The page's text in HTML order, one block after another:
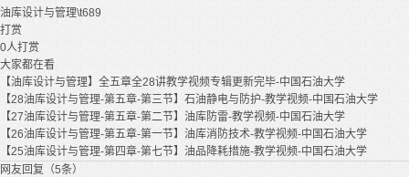
油库设计与管理\t689
打赏
0人打赏
大家都在看
【油库设计与管理】全五章全28讲教学视频专辑更新完毕-中国石油大学
【28油库设计与管理-第五章-第三节】石油静电与防护-教学视频-中国石油大学
【27油库设计与管理-第五章-第二节】油库防雷-教学视频-中国石油大学
【26油库设计与管理-第五章-第一节】油库消防技术-教学视频-中国石油大学
【25油库设计与管理-第四章-第七节】油品降耗措施-教学视频-中国石油大学
网友回复（5条）